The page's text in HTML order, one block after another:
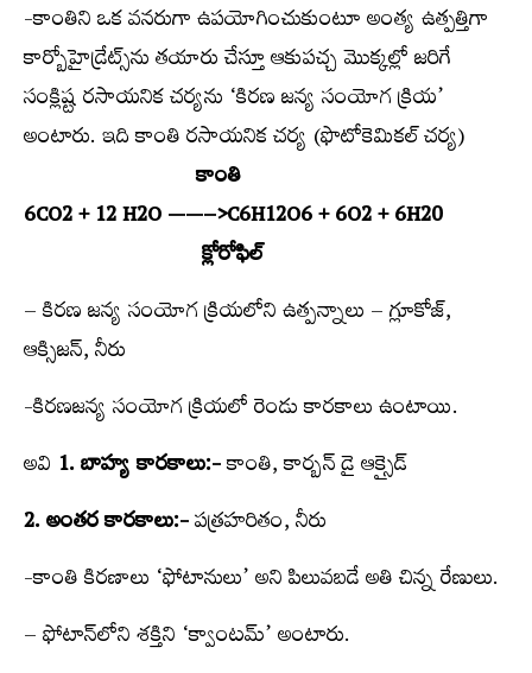
-కాంతిని ఒక వనరుగా ఉపయోగించుకుంటూ అంత్య ఉత్పత్తిగా
కార్బోహైడ్రేట్స్​‍ను తయారు చేస్తూ ఆకుపచ్చ మొక్కల్లో జరిగే
సంక్లిష్ట రసాయనిక చర్యను ‘కిరణ జన్య సంయోగ క్రియ’
అంటారు. ఇది కాంతి రసాయనిక చర్య (ఫొటోకెమికల్‌ చర్య)
కాంతి
6CO2 + 12 H2O ——–>C6H12O6 + 6O2 + 6H20
క్లోరోఫిల్‌
– కిరణ జన్య సంయోగ క్రియలోని ఉత్పన్నాలు – గ్లూకోజ్‌,
ఆక్సిజన్‌, నీరు
-కిరణజన్య సంయోగ క్రియలో రెండు కారకాలు ఉంటాయి.
అవి 1. బాహ్య కారకాలు:-కాంతి, కార్బన్‌ డై ఆక్సైడ్‌
2. అంతర కారకాలు:-పత్రహరితం, నీరు
-కాంతి కిరణాలు ‘ఫోటానులు’ అని పిలువబడే అతి చిన్న రేణులు.
– ఫోటాన్‌లోని శక్తిని ‘క్వాంటమ్‌’ అంటారు.